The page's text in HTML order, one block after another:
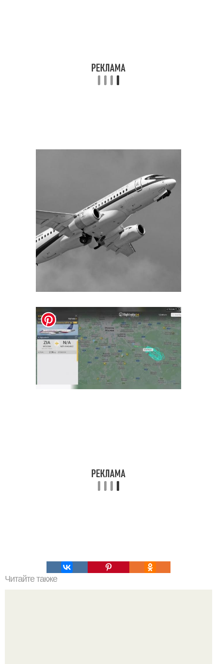
Читайте также